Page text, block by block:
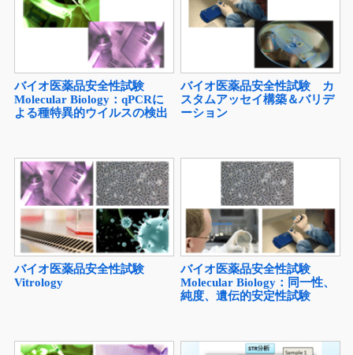
バイオ医薬品安全性試験
Molecular Biology：qPCRに
よる種特異的ウイルスの検出
バイオ医薬品安全性試験 カ
スタムアッセイ構築＆バリデ
ーション
バイオ医薬品安全性試験
Vitrology
バイオ医薬品安全性試験
Molecular Biology：同一性、
純度、遺伝的安定性試験